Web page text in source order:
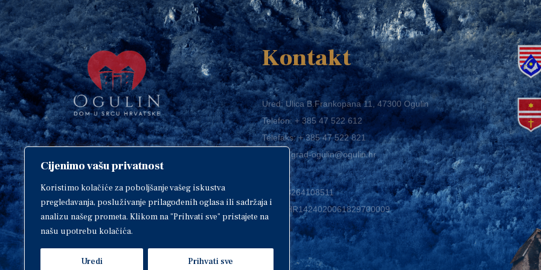
Cijenimo vašu privatnost
Koristimo kolačiće za poboljšanje vašeg iskustva
pregledavanja, posluživanje prilagođenih oglasa ili sadržaja i
analizu našeg prometa. Klikom na "Prihvati sve" pristajete na
našu upotrebu kolačića.
Uredi Prihvati sve
Copyright © 2018. Grad Ogulin,
sva prava pridržana.
Design byEA93
Kontakt
Ured: Ulica B.Frankopana 11, 47300 Ogulin
Telefon:+ 385 47 522 612
Telefaks:+ 385 47 522 821
E-mail:grad-ogulin@ogulin.hr
OIB: 58264108511
IBAN: HR1424020061829700009